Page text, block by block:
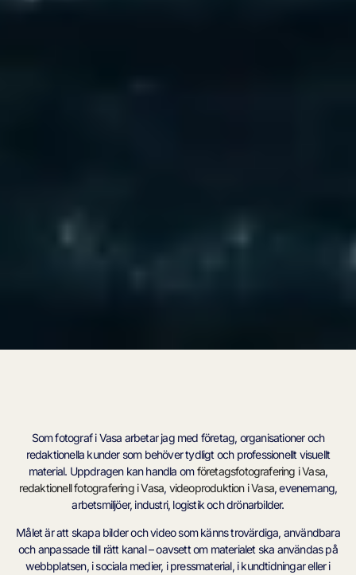
Som fotograf i Vasa arbetar jag med företag, organisationer och
redaktionella kunder som behöver tydligt och professionellt visuellt
material. Uppdragen kan handla omföretagsfotografering i Vasa,
redaktionell fotografering i Vasa, videoproduktion i Vasa, evenemang,
arbetsmiljöer, industri, logistik och drönarbilder.
Målet är att skapa bilder och video som känns trovärdiga, användbara
och anpassade till rätt kanal – oavsett om materialet ska användas på
webbplatsen, i sociala medier, i pressmaterial, i kundtidningar eller i